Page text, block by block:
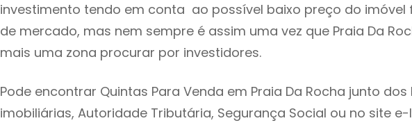
investimento tendo em conta ao possível baixo preço do imóvel
de mercado, mas nem sempre é assim uma vez que Praia Da
mais uma zona procurar por investidores.
Pode encontrar Quintas Para Venda em Praia Da Rocha junto dos
imobiliárias, Autoridade Tributária, Segurança Social ou no site